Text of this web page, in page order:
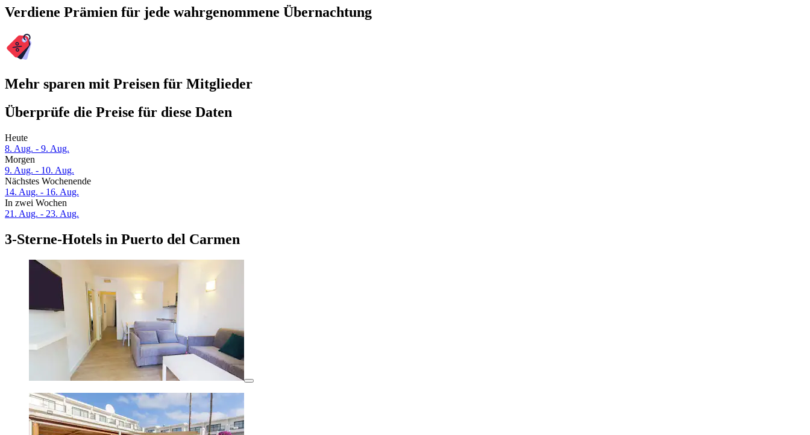
Verdiene Prämien für jede wahrgenommene Übernachtung
Mehr sparen mit Preisen für Mitglieder
Überprüfe die Preise für diese Daten
Heute
8. Aug. - 9. Aug.
Morgen
9. Aug. - 10. Aug.
Nächstes Wochenende
14. Aug. - 16. Aug.
In zwei Wochen
21. Aug. - 23. Aug.
3-Sterne-Hotels in Puerto del Carmen